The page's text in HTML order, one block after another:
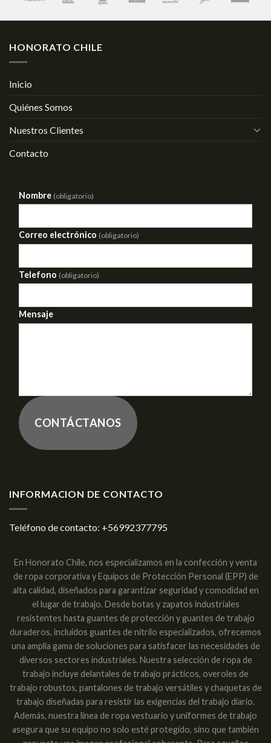
HONORATO CHILE
Inicio
Quiénes Somos
Nuestros Clientes
Contacto
Nombre (obligatorio)
Correo electrónico (obligatorio)
Telefono (obligatorio)
Mensaje
CONTÁCTANOS
INFORMACION DE CONTACTO
Teléfono de contacto: +56992377795
En Honorato Chile, nos especializamos en la confección y venta
de ropa corporativa y Equipos de Protección Personal (EPP) de
alta calidad, diseñados para garantizar seguridad y comodidad en
el lugar de trabajo. Desde botas y zapatos industriales
resistentes hasta guantes de protección y guantes de trabajo
duraderos, incluidos guantes de nitrilo especializados, ofrecemos
una amplia gama de soluciones para satisfacer las necesidades de
diversos sectores industriales. Nuestra selección de ropa de
trabajo incluye delantales de trabajo prácticos, overoles de
trabajo robustos, pantalones de trabajo versátiles y chaquetas de
trabajo diseñadas para resistir las exigencias del trabajo diario.
Además, nuestra línea de ropa vestuario y uniformes de trabajo
asegura que su equipo no solo esté protegido, sino que también